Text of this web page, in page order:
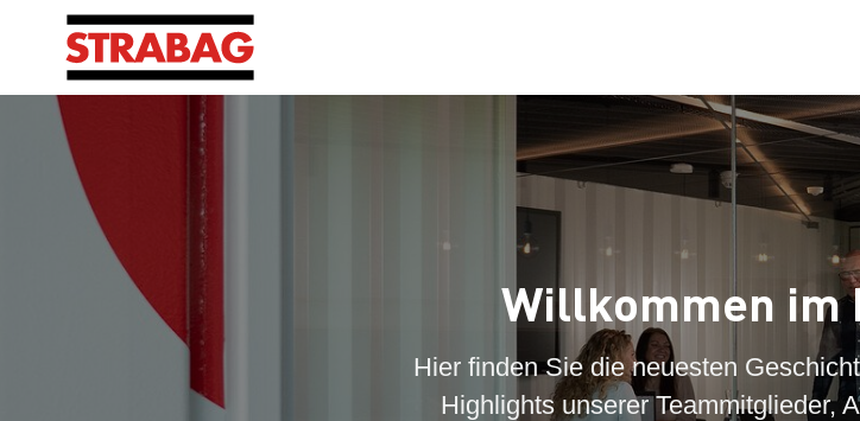
Willkommen im
Hier finden Sie die neuesten
Highlights unserer Teammitglieder,